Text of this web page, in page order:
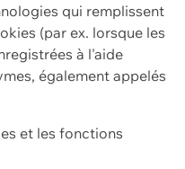
qui remplissent
(par ex. lorsque les
à l'aide
également appelés
et les fonctions